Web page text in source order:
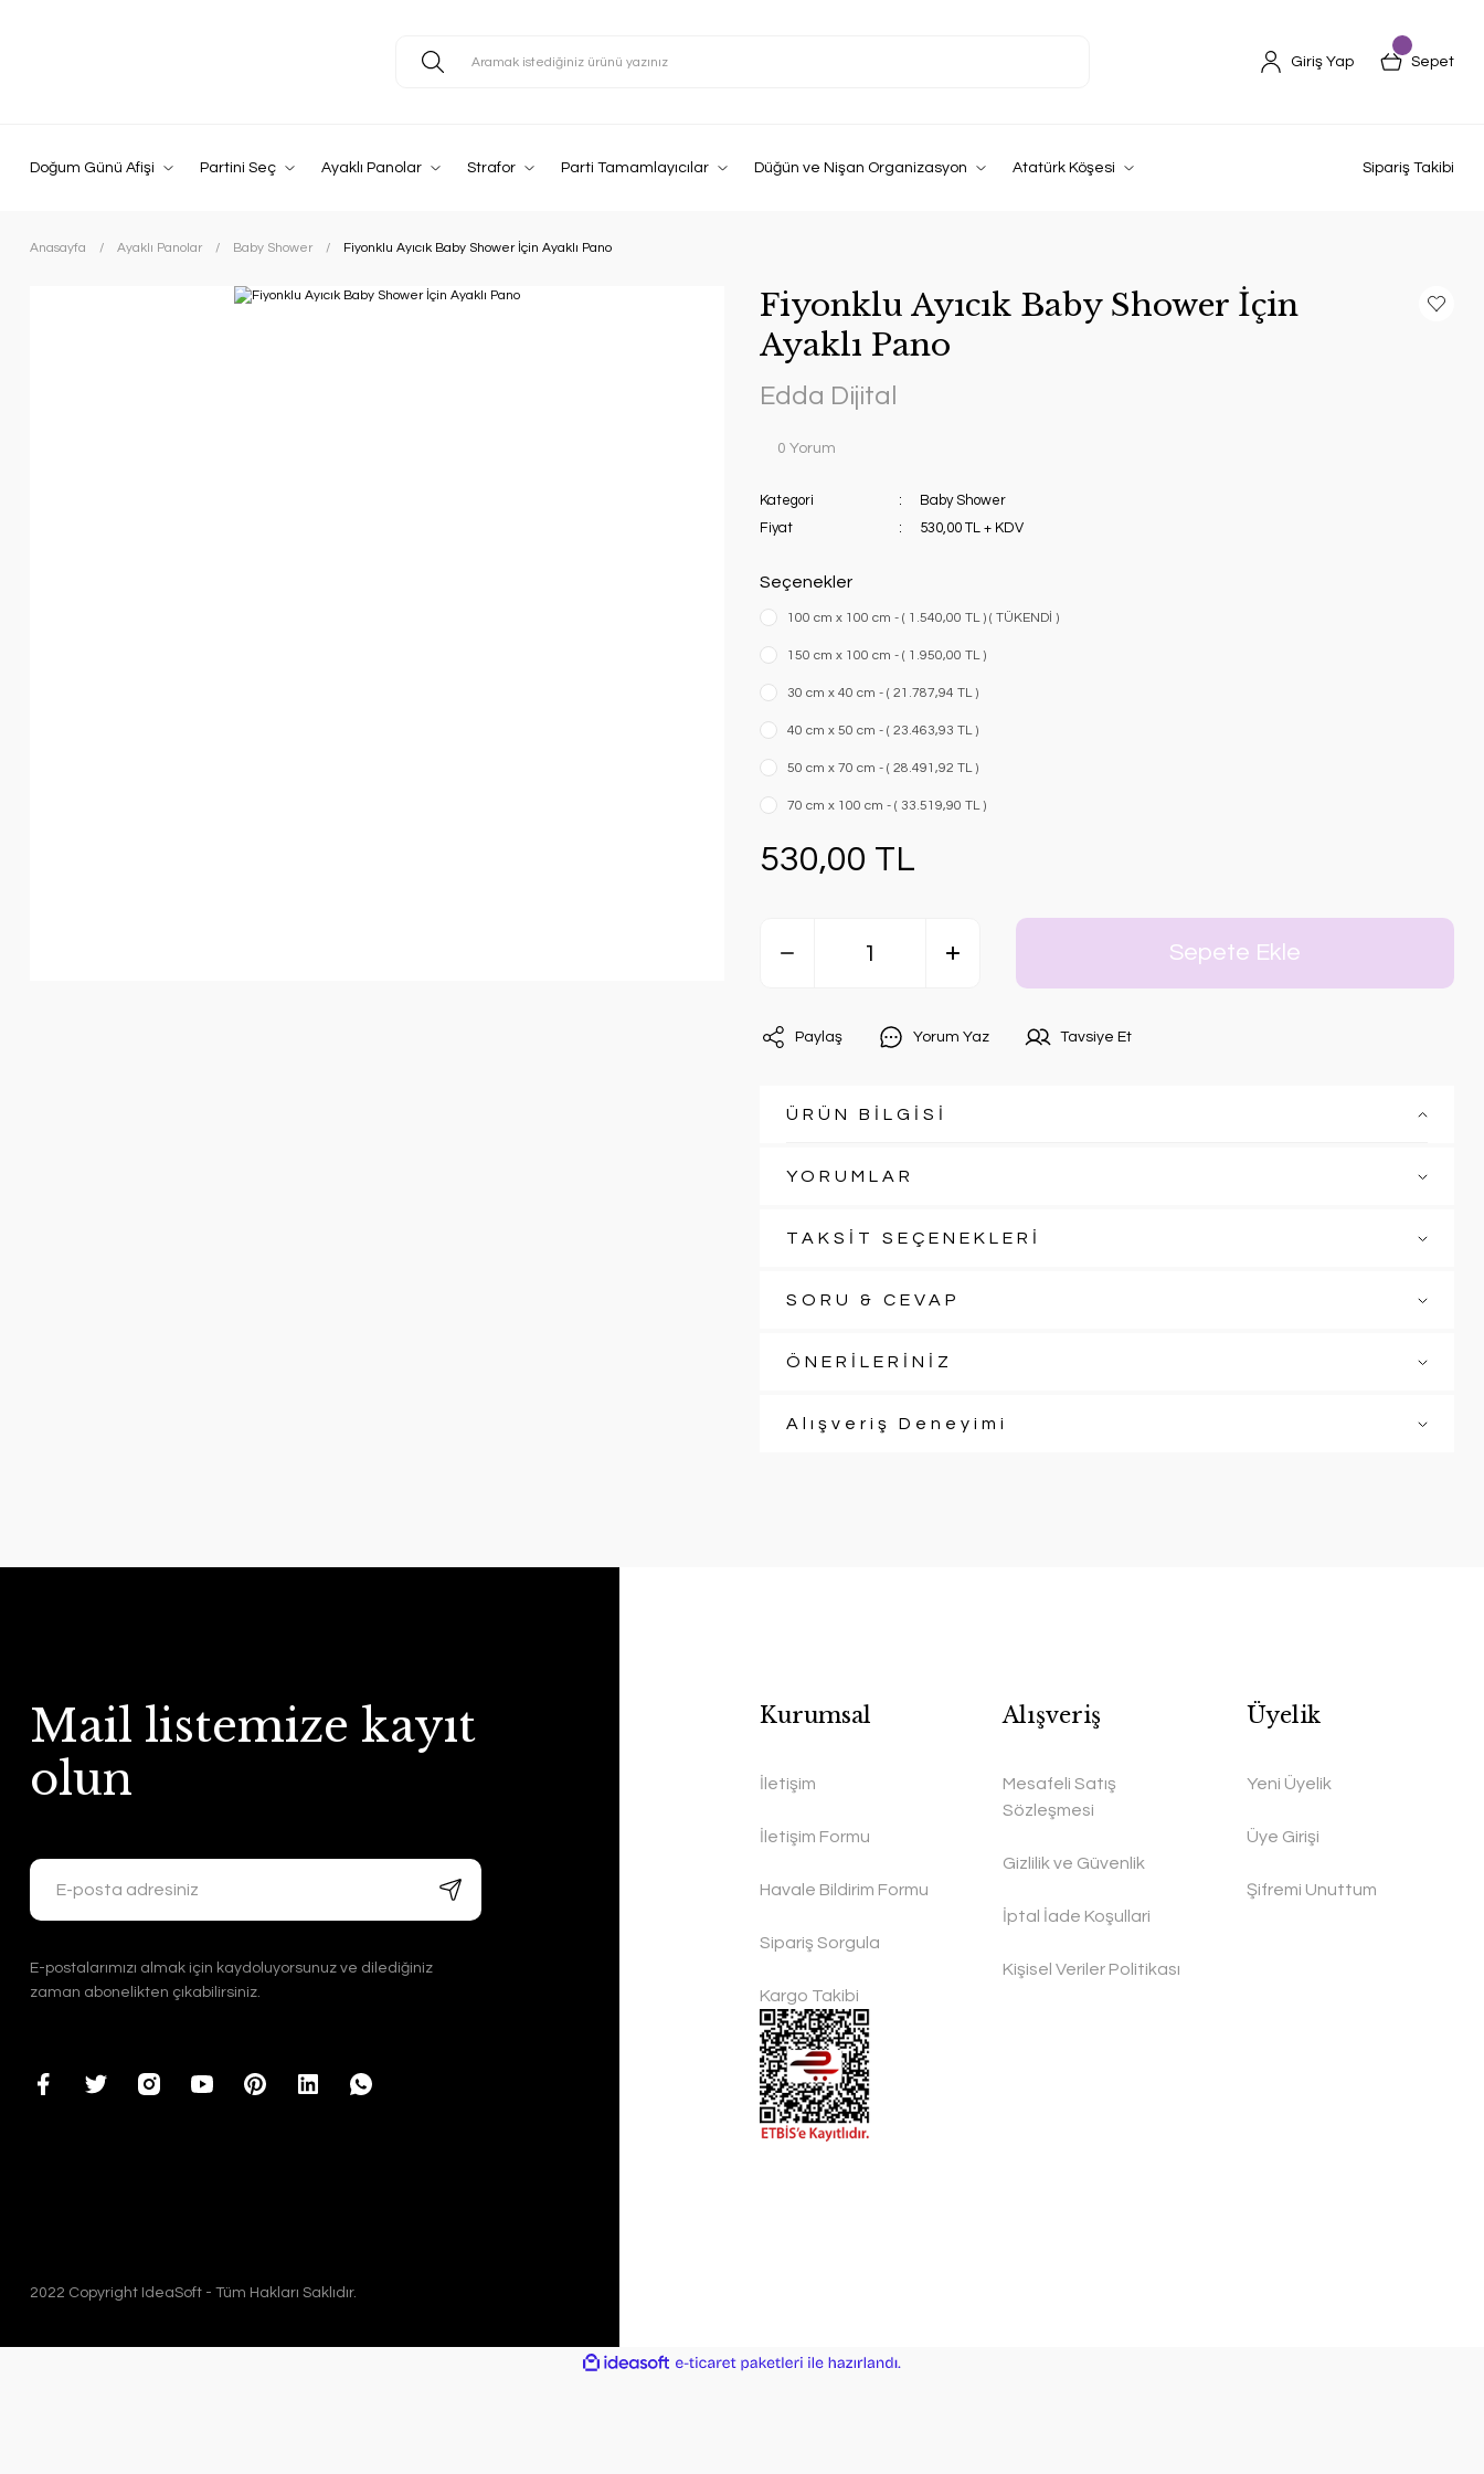
Giriş Yap Sepet
Doğum Günü Afişi Partini Seç Ayaklı Panolar Strafor Parti Tamamlayıcılar Düğün ve Nişan Organizasyon Atatürk Köşesi Sipariş Takibi
Anasayfa Ayaklı Panolar Baby Shower Fiyonklu Ayıcık Baby Shower İçin Ayaklı Pano
Fiyonklu Ayıcık Baby Shower İçin
Ayaklı Pano
Edda Dijital
0 Yorum
Kategori
Baby Shower
Fiyat
530,00 TL + KDV
Seçenekler
100 cm x 100 cm - ( 1.540,00 TL ) ( TÜKENDİ )
150 cm x 100 cm - ( 1.950,00 TL )
30 cm x 40 cm - ( 21.787,94 TL )
40 cm x 50 cm - ( 23.463,93 TL )
50 cm x 70 cm - ( 28.491,92 TL )
70 cm x 100 cm - ( 33.519,90 TL )
530,00 TL
Sepete Ekle
Paylaş Yorum Yaz Tavsiye Et
ÜRÜN BİLGİSİ
YORUMLAR
TAKSİT SEÇENEKLERİ
SORU & CEVAP
ÖNERİLERİNİZ
Alışveriş Deneyimi
Mail listemize kayıt
olun
E-postalarımızı almak için kaydoluyorsunuz ve dilediğiniz
zaman abonelikten çıkabilirsiniz.
Kurumsal
İletişim
İletişim Formu
Havale Bildirim Formu
Sipariş Sorgula
Kargo Takibi
Alışveriş
Mesafeli Satış
Sözleşmesi
Gizlilik ve Güvenlik
İptal İade Koşullari
Kişisel Veriler Politikası
Üyelik
Yeni Üyelik
Üye Girişi
Şifremi Unuttum
2022 Copyright IdeaSoft - Tüm Hakları Saklıdır.
ideasoft
e-